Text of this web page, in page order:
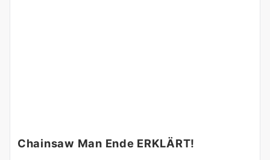
Chainsaw Man Ende ERKLÄRT!